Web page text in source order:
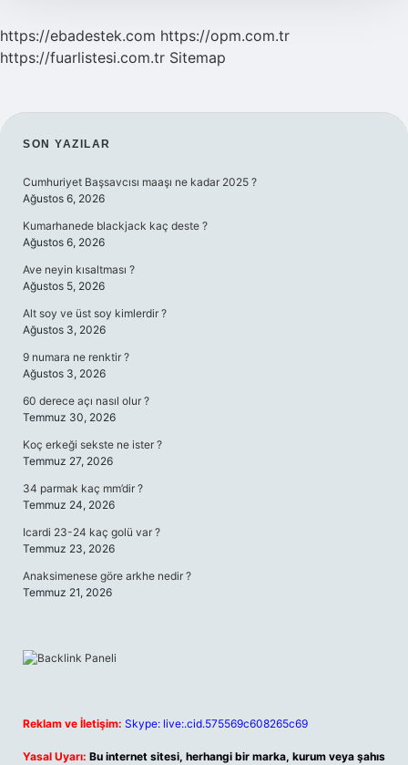
https://ebadestek.com https://opm.com.tr
https://fuarlistesi.com.tr Sitemap
SIDEBAR
SON YAZILAR
Cumhuriyet Başsavcısı maaşı ne kadar 2025 ?
Ağustos 6, 2026
Kumarhanede blackjack kaç deste ?
Ağustos 6, 2026
Ave neyin kısaltması ?
Ağustos 5, 2026
Alt soy ve üst soy kimlerdir ?
Ağustos 3, 2026
9 numara ne renktir ?
Ağustos 3, 2026
60 derece açı nasıl olur ?
Temmuz 30, 2026
Koç erkeği sekste ne ister ?
Temmuz 27, 2026
34 parmak kaç mm’dir ?
Temmuz 24, 2026
Icardi 23-24 kaç golü var ?
Temmuz 23, 2026
Anaksimenese göre arkhe nedir ?
Temmuz 21, 2026
Reklam ve İletişim: Skype: live:.cid.575569c608265c69
Yasal Uyarı: Bu internet sitesi, herhangi bir marka, kurum veya şahıs